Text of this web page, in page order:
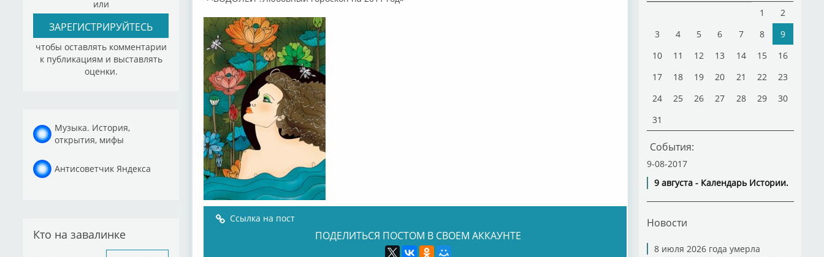
или
ЗАРЕГИСТРИРУЙТЕСЬ
чтобы оставлять комментарии
к публикациям и выставлять
оценки.
Музыка. История,
открытия, мифы
Антисоветчик Яндекса
Кто на завалинке
Ссылка на пост
ПОДЕЛИТЬСЯ ПОСТОМ В СВОЕМ АККАУНТЕ
1
2
3
4 5 6 7 8
9
10
11 12 13 14 15
16
17
18 19 20 21 22
23
24
25 26 27 28 29
30
31
События:
9-08-2017
9 августа - Календарь Истории.
Новости
8 июля 2026 года умерла